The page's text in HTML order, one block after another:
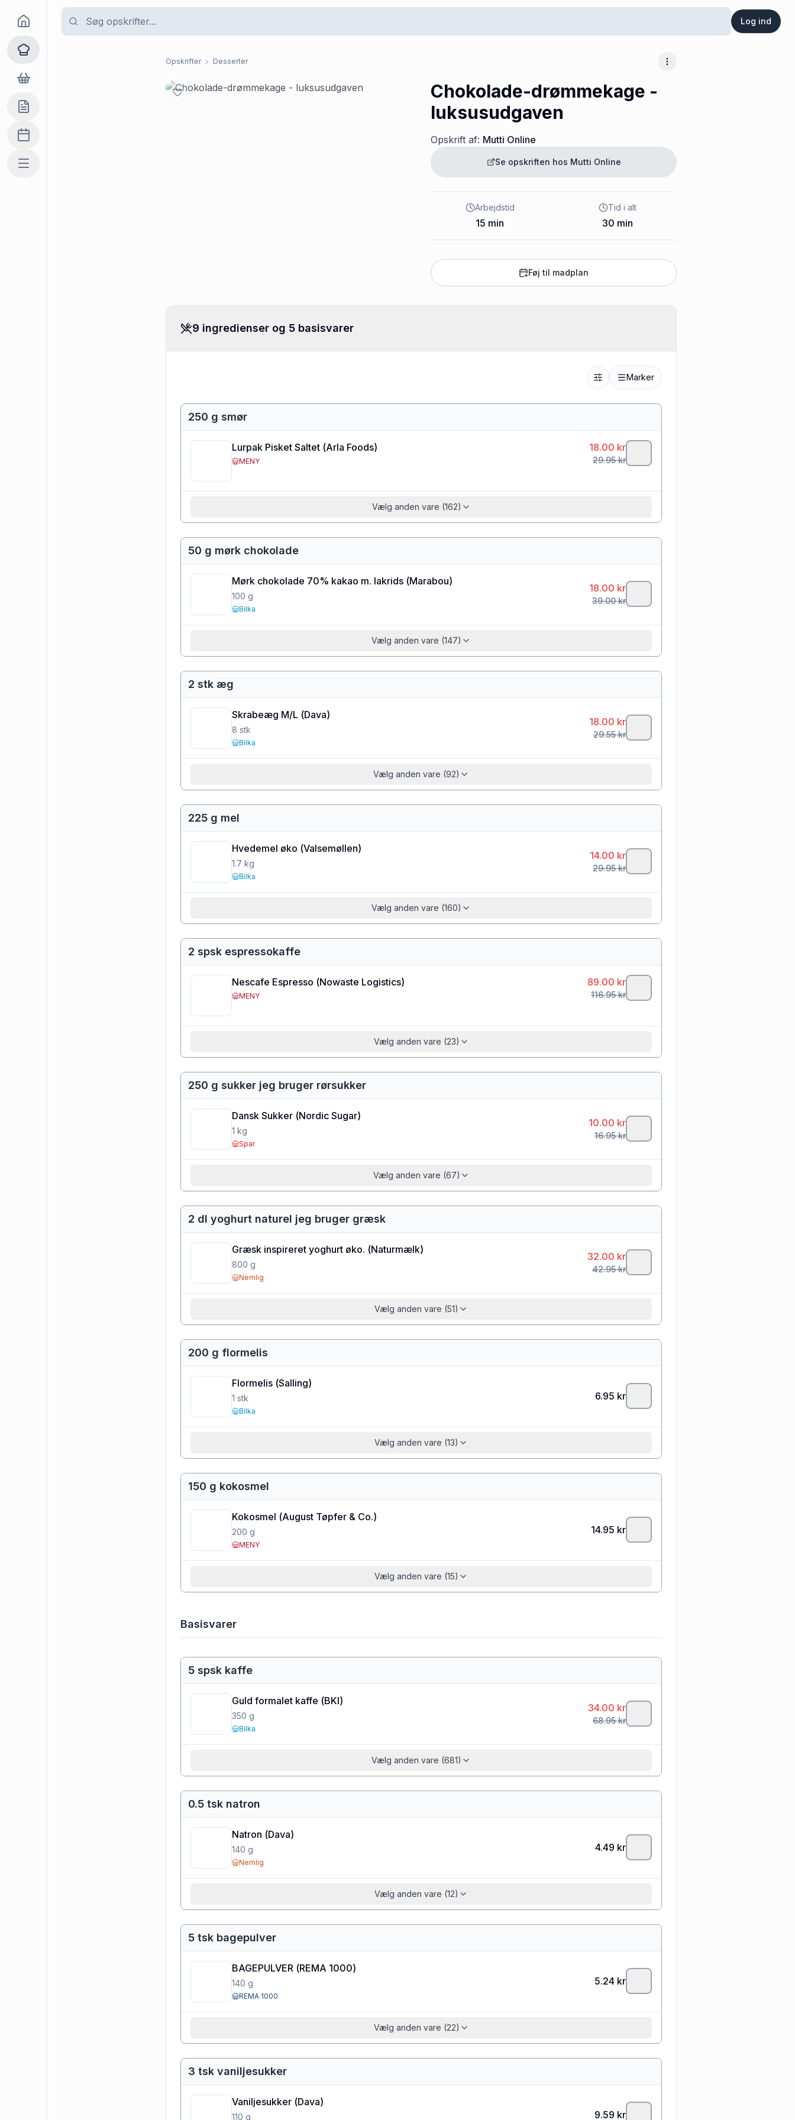
Log ind
Goma
Opskrifter
Dagligvarer
Indkøbslisten
Madplan
Mere
Opskrifter Desserter Flere muligheder
Chokolade-drømmekage -
luksusudgaven
Opskrift af: Mutti Online
Se opskriften hos Mutti Online
Arbejdstid
15 min
Tid i alt
30 min
Føj til madplan
9 ingredienser og 5 basisvarer
Marker
250 g smør
Lurpak Pisket Saltet (Arla Foods)
MENY
18.00 kr
29.95kr
Vælg anden vare (162)
50 g mørk chokolade
Mørk chokolade 70% kakao m. lakrids (Marabou)
100 g
Bilka
18.00 kr
39.00kr
Vælg anden vare (147)
2 stk æg
Skrabeæg M/L (Dava)
8 stk
Bilka
18.00 kr
29.55kr
Vælg anden vare (92)
225 g mel
Hvedemel øko (Valsemøllen)
1.7 kg
Bilka
14.00 kr
29.95kr
Vælg anden vare (160)
2 spsk espressokaffe
Nescafe Espresso (Nowaste Logistics)
MENY
89.00 kr
116.95kr
Vælg anden vare (23)
250 g sukker jeg bruger rørsukker
Dansk Sukker (Nordic Sugar)
1 kg
Spar
10.00 kr
16.95kr
Vælg anden vare (67)
2 dl yoghurt naturel jeg bruger græsk
Græsk inspireret yoghurt øko. (Naturmælk)
800 g
Nemlig
32.00 kr
42.95kr
Vælg anden vare (51)
200 g flormelis
Flormelis (Salling)
1 stk
Bilka
6.95 kr
Vælg anden vare (13)
150 g kokosmel
Kokosmel (August Tøpfer & Co.)
200 g
MENY
14.95 kr
Vælg anden vare (15)
Basisvarer
5 spsk kaffe
Guld formalet kaffe (BKI)
350 g
Bilka
34.00 kr
68.95kr
Vælg anden vare (681)
0.5 tsk natron
Natron (Dava)
140 g
Nemlig
4.49 kr
Vælg anden vare (12)
5 tsk bagepulver
BAGEPULVER (REMA 1000)
140 g
REMA 1000
5.24 kr
Vælg anden vare (22)
3 tsk vaniljesukker
Vaniljesukker (Dava)
110 g 9.59 kr